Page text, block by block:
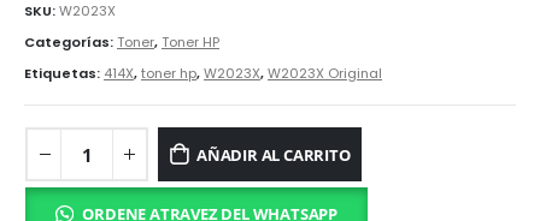
SKU:W2023X
Categorías:Toner,Toner HP
Etiquetas: 414X,toner hp,W2023X,W2023X Original
AÑADIR AL CARRITO
ORDENE ATRAVEZ DEL WHATSAPP